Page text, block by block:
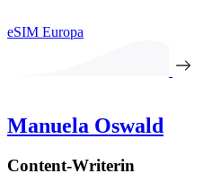
eSIM Europa
Manuela Oswald
Content-Writerin